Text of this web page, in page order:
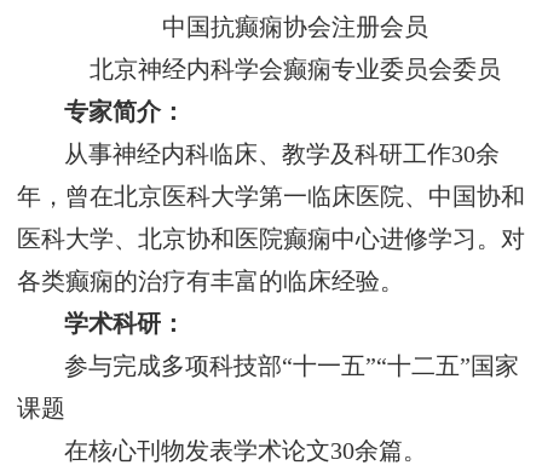
中国抗癫痫协会注册会员
北京神经内科学会癫痫专业委员会委员
专家简介：
从事神经内科临床、教学及科研工作30余
年，曾在北京医科大学第一临床医院、中国协和
医科大学、北京协和医院癫痫中心进修学习。对
各类癫痫的治疗有丰富的临床经验。
学术科研：
参与完成多项科技部“十一五”“十二五”国家
课题
在核心刊物发表学术论文30余篇。